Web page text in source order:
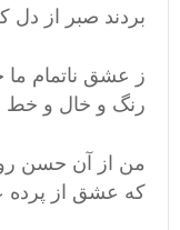
بردند صبر از دل
ز عشق ناتمام
رنگ و خال و خط
من از آن حسن
که عشق از پرده